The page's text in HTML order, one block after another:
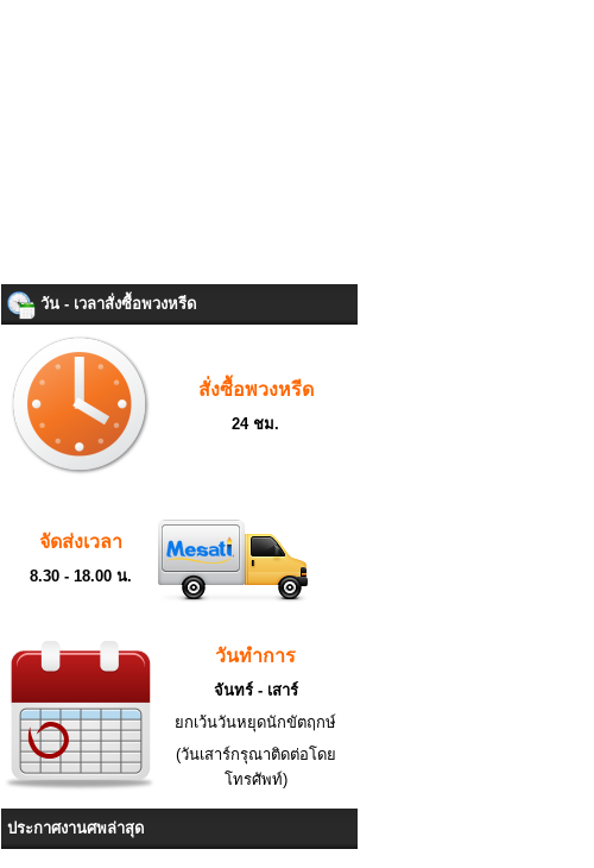
วัน - เวลาสั่งซื้อพวงหรีด
สั่งซื้อพวงหรีด
24 ชม.
จัดส่งเวลา
8.30 - 18.00 น.
วันทำการ
จันทร์ - เสาร์
ยกเว้นวันหยุดนักขัตฤกษ์
(วันเสาร์กรุณาติดต่อโดย
โทรศัพท์)
ประกาศงานศพล่าสุด